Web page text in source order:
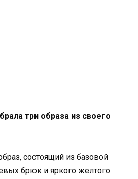
три образа из своего
состоящий из базовой
брюк и яркого желтого